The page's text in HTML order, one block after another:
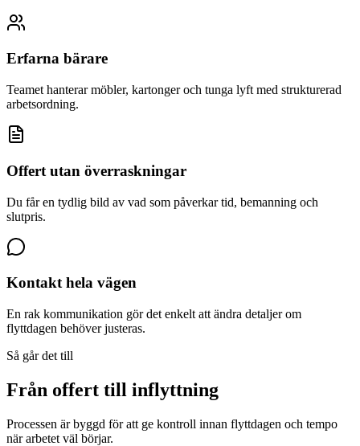
Erfarna bärare
Teamet hanterar möbler, kartonger och tunga lyft med strukturerad
arbetsordning.
Offert utan överraskningar
Du får en tydlig bild av vad som påverkar tid, bemanning och
slutpris.
Kontakt hela vägen
En rak kommunikation gör det enkelt att ändra detaljer om
flyttdagen behöver justeras.
Så går det till
Från offert till inflyttning
Processen är byggd för att ge kontroll innan flyttdagen och tempo
när arbetet väl börjar.